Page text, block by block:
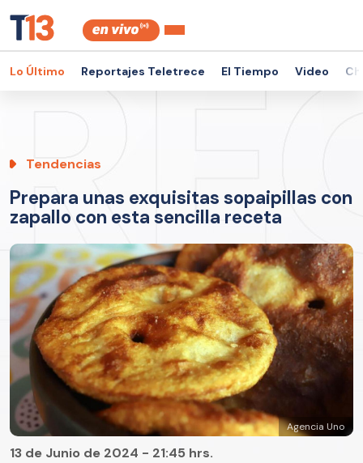
Lo Último Reportajes Teletrece El Tiempo Video
Tendencias
Prepara unas exquisitas sopaipillas con
zapallo con esta sencilla receta
Agencia Uno
13 de Junio de 2024 - 21:45 hrs.